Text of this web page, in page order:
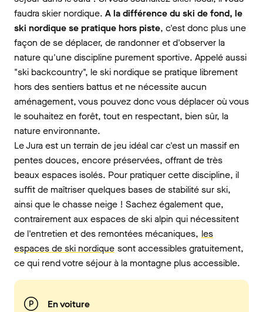
faudra skier nordique. A la différence du ski de fond, le
ski nordique se pratique hors piste, c'est donc plus une
façon de se déplacer, de randonner et d'observer la
nature qu'une discipline purement sportive. Appelé aussi
"ski backcountry", le ski nordique se pratique librement
hors des sentiers battus et ne nécessite aucun
aménagement, vous pouvez donc vous déplacer où vous
le souhaitez en forêt, tout en respectant, bien sûr, la
nature environnante.
Le Jura est un terrain de jeu idéal car c'est un massif en
pentes douces, encore préservées, offrant de très
beaux espaces isolés. Pour pratiquer cette discipline, il
suffit de maîtriser quelques bases de stabilité sur ski,
ainsi que le chasse neige ! Sachez également que,
contrairement aux espaces de ski alpin qui nécessitent
de l'entretien et des remontées mécaniques, les
espaces de ski nordique sont accessibles gratuitement,
ce qui rend votre séjour à la montagne plus accessible.
En voiture